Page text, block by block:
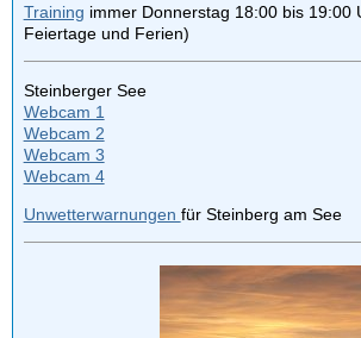
Training immer Donnerstag 18:00 bis 19:00
Feiertage und Ferien)
Steinberger See
Webcam 1
Webcam 2
Webcam 3
Webcam 4
Unwetterwarnungen für Steinberg am See